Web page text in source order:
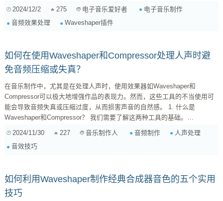
行非线性处理来创造新的声音特征的方法。这种技术能够让你从已有的声音
基础上，形成更加复杂、变化多端的新声音。例如，当你把一个干净的波形
2024/12/2 275 电子音乐爱好者
电子音乐制作
音频效果处理
Waveshaper插件
如何在使用Waveshaper和Compressor处理人声时避
免音频压缩或失真？
在音乐制作中，尤其是在处理人声时，使用效果器如Waveshaper和
Compressor可以极大地增强作品的表现力。然而，这些工具的不当使用可
能会导致音频失真或压缩过度，从而损害声音的自然感。 1. 什么是
Waveshaper和Compressor？ 我们需要了解这两种工具的基础。
彩，而Compressor则用于控制动态范围，使得较响与较轻的部分更加平
衡。在对人声进行处理时，这两个效果器可以相辅相成，但也需要谨慎操
2024/11/30 227 音乐制作人 音频制作
人声处理
音效技巧
如何利用Waveshaper制作经典合成器音色的五个实用
技巧